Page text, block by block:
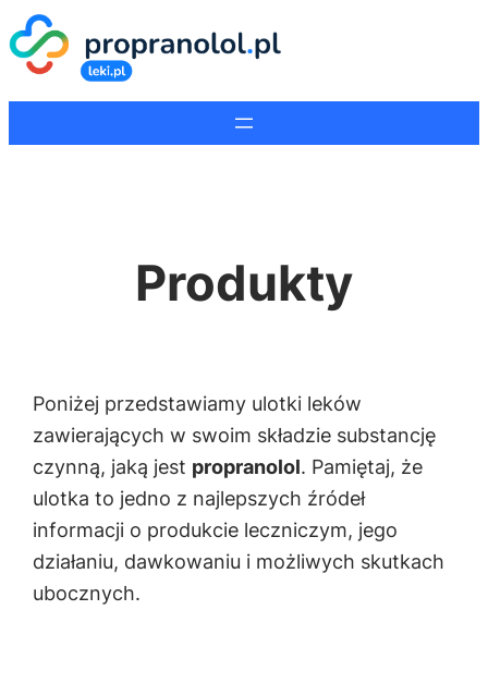
Przejdź
do
Produkty
Poniżej przedstawiamy ulotki leków
zawierających w swoim składzie substancję
czynną, jaką jest propranolol. Pamiętaj, że
ulotka to jedno z najlepszych źródeł
informacji o produkcie leczniczym, jego
działaniu, dawkowaniu i możliwych skutkach
ubocznych.